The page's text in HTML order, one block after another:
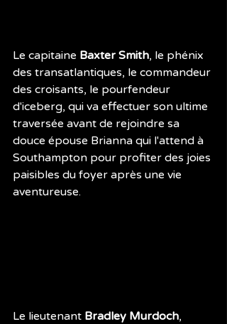
Le capitaine Baxter Smith, le phénix
des transatlantiques, le commandeur
des croisants, le pourfendeur
d'iceberg, qui va effectuer son ultime
traversée avant de rejoindre sa
douce épouse Brianna qui l'attend à
Southampton pour profiter des joies
paisibles du foyer après une vie
aventureuse.
Le lieutenant Bradley Murdoch,